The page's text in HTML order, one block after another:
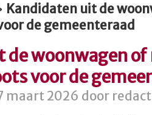
Kandidaten uit de
de gemeenteraad
de woonwagen
voor de
maart 2026 door